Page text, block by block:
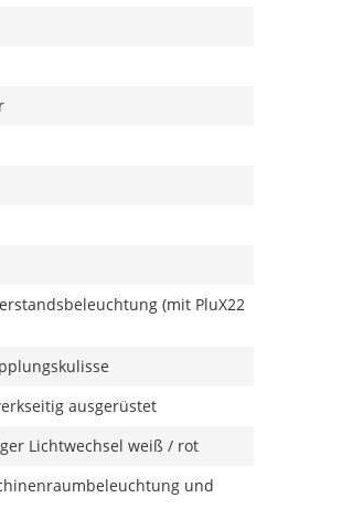
(mit PluX22
ausgerüstet
Lichtwechsel weiß / rot
und